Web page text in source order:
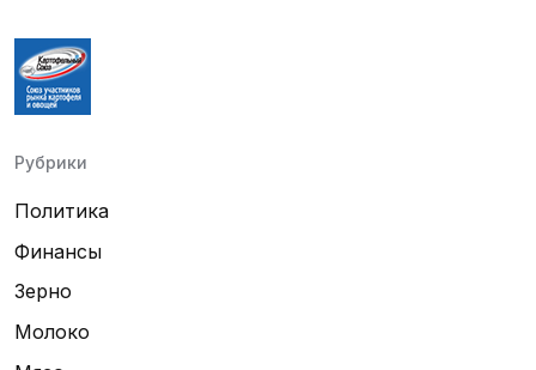
Рубрики
Политика
Финансы
Зерно
Молоко